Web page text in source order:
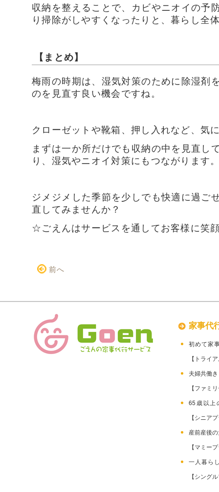
収納を整えることで、カビやニオイの予
り掃除がしやすくなったりと、暮らし全
【まとめ】
梅雨の時期は、湿気対策のために除湿剤
のを見直す良い機会ですね。
クローゼットや靴箱、押し入れなど、気
まずは一か所だけでも収納の中を見直し
り、湿気やニオイ対策にもつながります
ジメジメした季節を少しでも快適に過ご
直してみませんか？
☆ごえんはサービスを通してお客様に笑
前へ
家事代
初めて家
【トライ
夫婦共働
【ファミ
65歳以
【シニア
産前産
【マミー
一人暮
【シング